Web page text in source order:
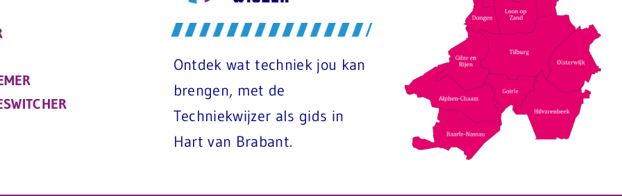
Ontdek wat techniek jou kan
brengen, met de
Techniekwijzer als gids in
Hart van Brabant.